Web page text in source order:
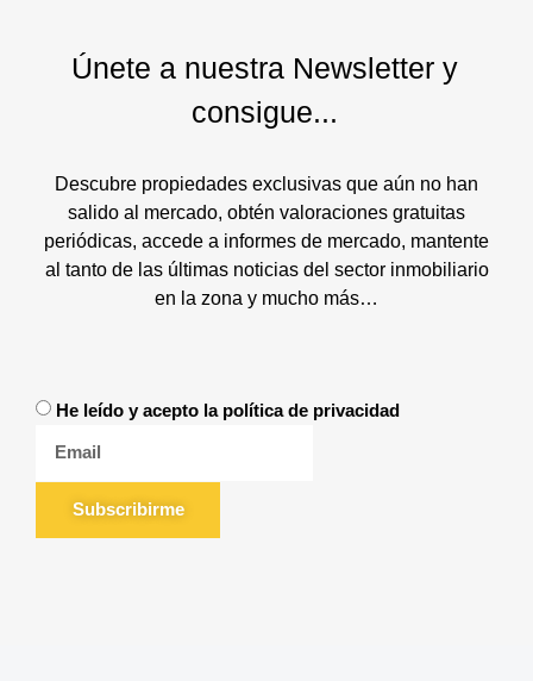
Únete a nuestra Newsletter y
consigue...
Descubre propiedades exclusivas que aún no han
salido al mercado, obtén valoraciones gratuitas
periódicas, accede a informes de mercado, mantente
al tanto de las últimas noticias del sector inmobiliario
en la zona y mucho más…
He leído y acepto la política de privacidad
Subscribirme